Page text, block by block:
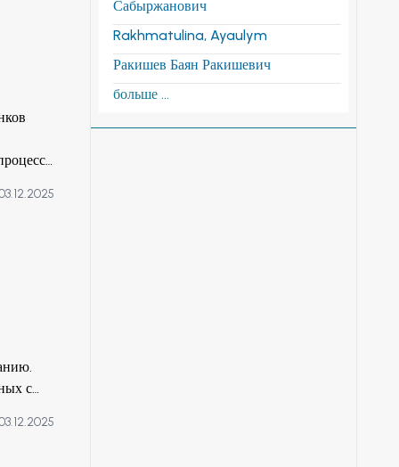
для
с
Сабыржанович
Rakhmatulina, Ayaulym
Ракишев Баян Ракишевич
больше ...